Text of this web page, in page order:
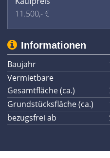
11.500,- €
Informationen
Baujahr
Vermietbare
Gesamtfläche (ca.)
Grundstücksfläche (ca.)
bezugsfrei ab